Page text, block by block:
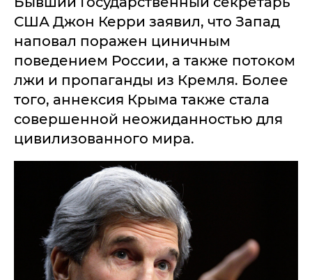
США Джон Керри заявил, что Запад
наповал поражен циничным
поведением России, а также потоком
лжи и пропаганды из Кремля. Более
того, аннексия Крыма также стала
совершенной неожиданностью для
цивилизованного мира.